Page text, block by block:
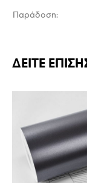
Παράδοση:
ΔΕΙΤΕ